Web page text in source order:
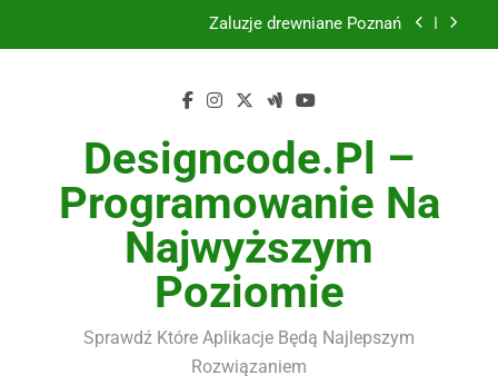
Wysokiej jakości spławik elektryczny
Utylizacja odpadów Lublin
Żaluzje drewniane Poznań
Instalacje elektryczne Gdańsk
Wysokiej jakości spławik elektryczny
Designcode.pl –
Programowanie Na
Najwyższym
Poziomie
Sprawdź Które Aplikacje Będą Najlepszym
Rozwiązaniem